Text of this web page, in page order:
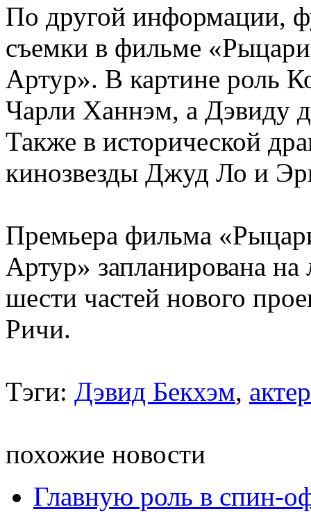
По другой информации,
съемки в фильме
Артур». В картине роль
Чарли Ханнэм, а Дэвиду
Также в исторической
кинозвезды Джуд Ло и
Премьера фильма
Артур» запланирована на
шести частей нового
Ричи.
Тэги: Дэвид Бекхэм, актер
похожие новости
Главную роль в спин-